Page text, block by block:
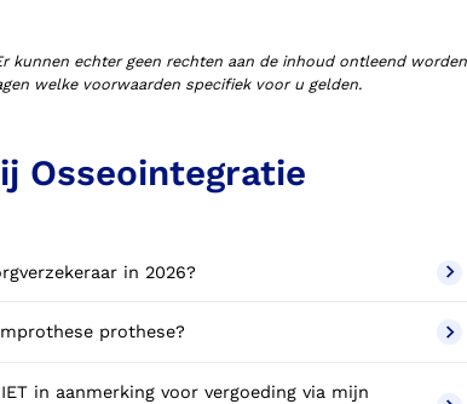
kunnen echter geen rechten aan de inhoud ontleend
welke voorwaarden specifiek voor u gelden.
Osseointegratie
in 2026?
prothese?
in aanmerking voor vergoeding via mijn